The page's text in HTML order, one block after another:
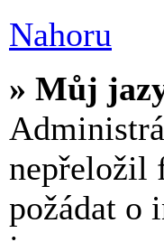
Nahoru
» Můj
nepřeložil
požádat o